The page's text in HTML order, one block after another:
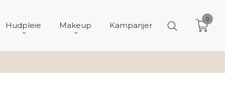
Hudpleie Makeup Kampanjer
0